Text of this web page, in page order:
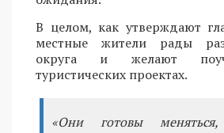
В целом, как утверждают
местные жители рады
округа и желают
туристических проектах.
«Они готовы